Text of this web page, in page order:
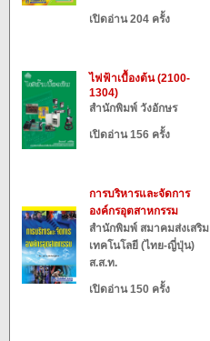
เปิดอ่าน 204 ครั้ง
ไฟฟ้าเบื้องต้น (2100-
1304)
สำนักพิมพ์ วังอักษร
เปิดอ่าน 156 ครั้ง
การบริหารและจัดการ
องค์กรอุตสาหกรรม
สำนักพิมพ์ สมาคมส่งเสริม
เทคโนโลยี (ไทย-ญี่ปุ่น)
ส.ส.ท.
เปิดอ่าน 150 ครั้ง